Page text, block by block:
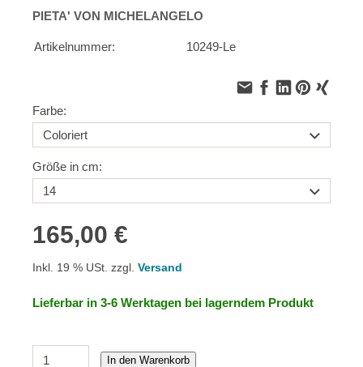
PIETA' VON MICHELANGELO
Artikelnummer: 10249-Le
Farbe:
Größe in cm:
165,00 €
Inkl. 19 % USt. zzgl. Versand
Lieferbar in 3-6 Werktagen bei lagerndem Produkt
In den Warenkorb